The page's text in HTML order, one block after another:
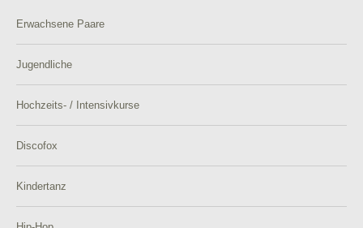
Erwachsene Paare
Jugendliche
Hochzeits- / Intensivkurse
Discofox
Kindertanz